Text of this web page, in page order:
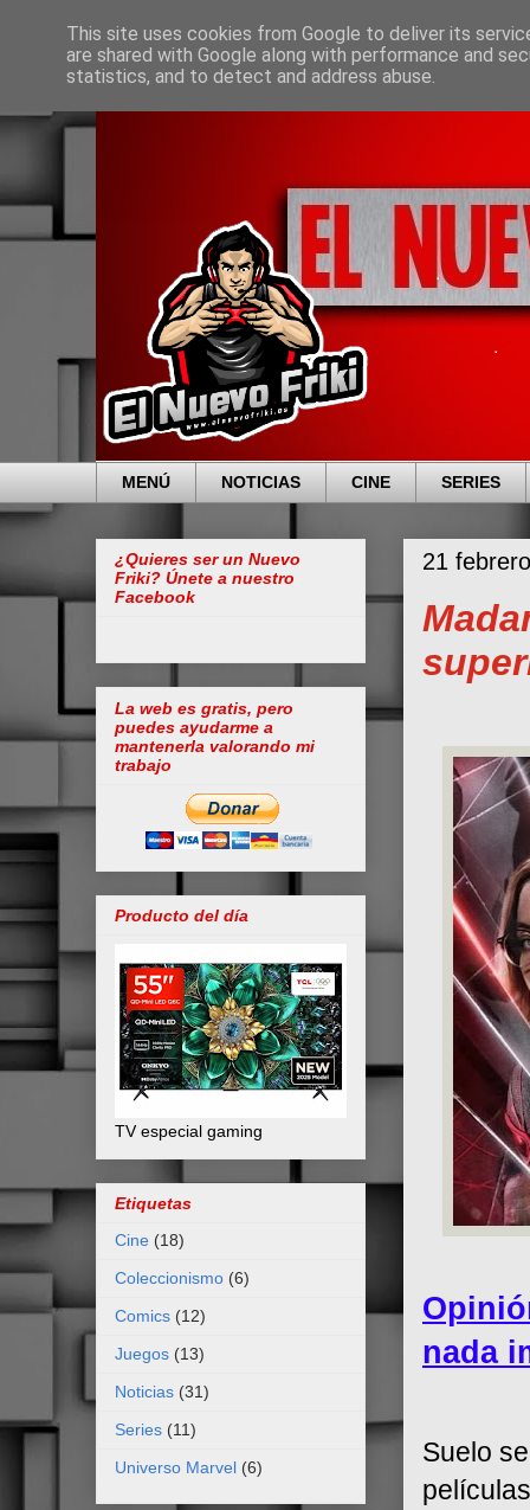
MENÚ NOTICIAS CINE SERIES
21
nada
Suelo
¿Quieres ser un Nuevo
Friki? Únete a nuestro
Facebook
La web es gratis, pero
puedes ayudarme a
mantenerla valorando mi
trabajo
Producto del día
TV especial gaming
Etiquetas
Cine (18)
Coleccionismo (6)
Comics (12)
Juegos (13)
Noticias (31)
Series (11)
Universo Marvel (6)
This site uses cookies from Google to deliver its
are shared with Google along with performance and
statistics, and to detect and address abuse.